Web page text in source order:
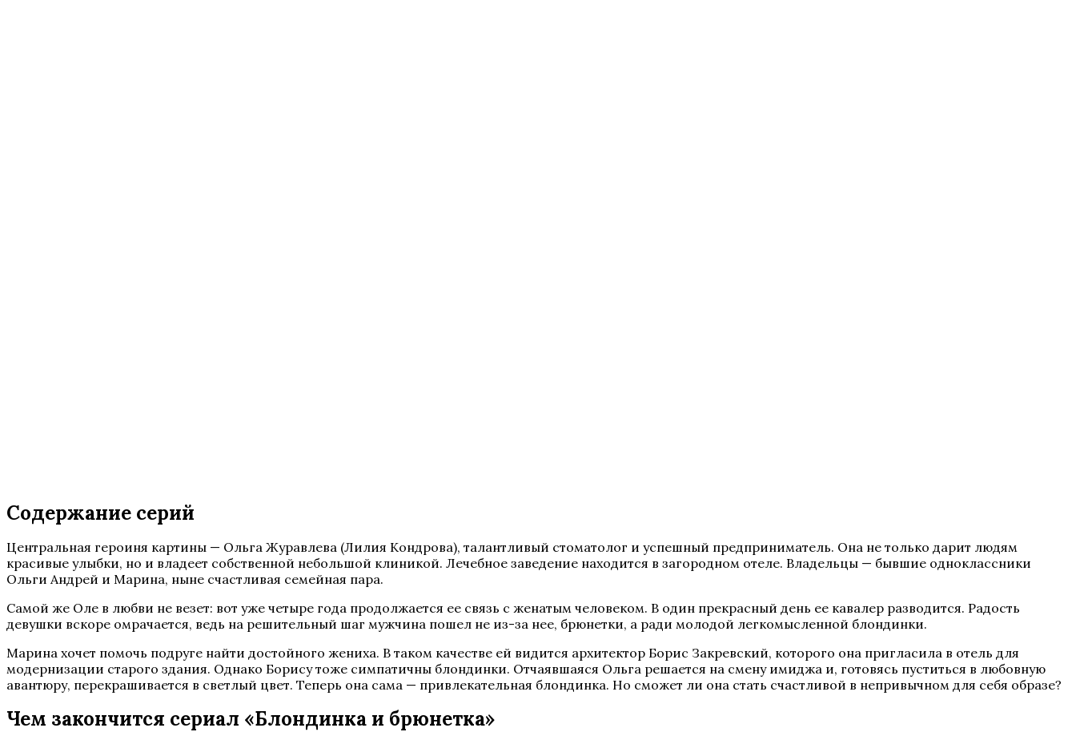
Содержание серий
Центральная героиня картины — Ольга Журавлева (Лилия Кондрова), талантливый стоматолог и успешный предприниматель. Она не только дарит людям
красивые улыбки, но и владеет собственной небольшой клиникой. Лечебное заведение находится в загородном отеле. Владельцы — бывшие одноклассники
Ольги Андрей и Марина, ныне счастливая семейная пара.
Самой же Оле в любви не везет: вот уже четыре года продолжается ее связь с женатым человеком. В один прекрасный день ее кавалер разводится. Радость
девушки вскоре омрачается, ведь на решительный шаг мужчина пошел не из-за нее, брюнетки, а ради молодой легкомысленной блондинки.
Марина хочет помочь подруге найти достойного жениха. В таком качестве ей видится архитектор Борис Закревский, которого она пригласила в отель для
модернизации старого здания. Однако Борису тоже симпатичны блондинки. Отчаявшаяся Ольга решается на смену имиджа и, готовясь пуститься в любовную
авантюру, перекрашивается в светлый цвет. Теперь она сама — привлекательная блондинка. Но сможет ли она стать счастливой в непривычном для себя образе?
Чем закончится сериал «Блондинка и брюнетка»